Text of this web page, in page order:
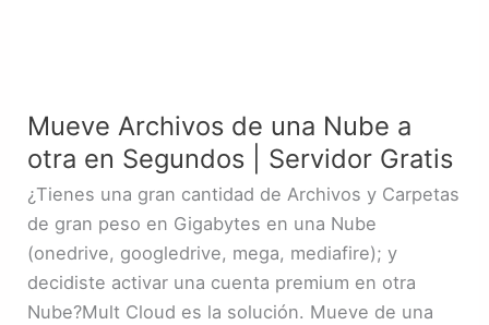
Mueve Archivos de una Nube a
otra en Segundos | Servidor Gratis
¿Tienes una gran cantidad de Archivos y Carpetas
de gran peso en Gigabytes en una Nube
(onedrive, googledrive, mega, mediafire); y
decidiste activar una cuenta premium en otra
Nube?Mult Cloud es la solución. Mueve de una
de
una
Nube
a
otra
en
Segundos